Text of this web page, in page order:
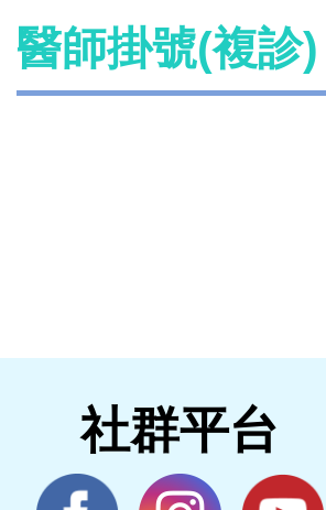
醫師掛號(複診)
社群平台